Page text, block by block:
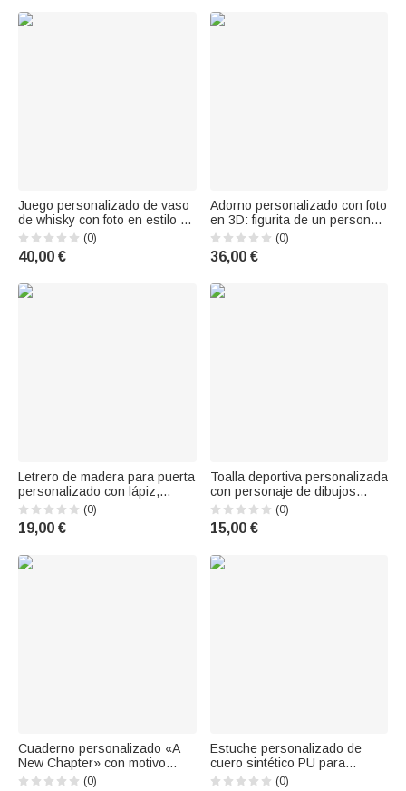
Juego personalizado de vaso
de whisky con foto en estilo de
dibujo de líneas sencillas, 4
piedras y caja de madera con
texto; regalo para San
aniversario para hombres
(0)
40,00 €
Adorno personalizado con foto
en 3D: figurita de un personaje
de dibujos animados de fútbol
con texto, decoración de
escritorio, regalo de
de los deportistas
(0)
36,00 €
Letrero de madera para puerta
personalizado con lápiz,
manzana, margarita y nube,
con nombre y apellido; regalo
de vuelta al cole y de
(0)
19,00 €
Toalla deportiva personalizada
con personaje de dibujos
animados de golf, con nombre
y gancho para colgar. Ideal
para actividades al aire libre.
los amantes del golf.
(0)
15,00 €
Cuaderno personalizado «A
New Chapter» con motivo
floral en forma de corazón,
(0)
Estuche personalizado de
cuero sintético PU para
guardar accesorios de golf,
(0)